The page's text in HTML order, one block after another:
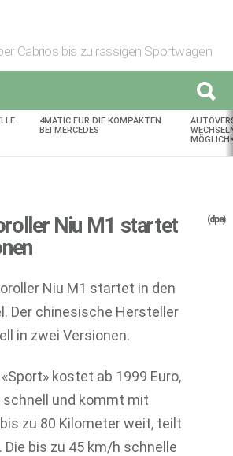
Cabrios bis zu rassigen Sportwagen
4MATIC FÜR DIE KOMPAKTEN
BEI MERCEDES
Niu M1 startet
(dpa)
Niu M1 startet in den
Der chinesische Hersteller
in zwei Versionen.
kostet ab 1999 Euro,
und kommt mit
zu 80 Kilometer weit, teilt
bis zu 45 km/h schnelle